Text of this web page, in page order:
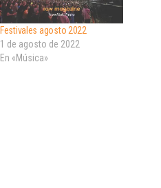
Festivales agosto 2022
1 de agosto de 2022
En «Música»